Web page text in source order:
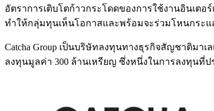
อัตราการเติบโตก้าวกระโดดของการใช้งานอินเต
ทำให้กลุ่มทุนเห็นโอกาสและพร้อมจะร่วมโหนกระแ
Catcha Group เป็นบริษัทลงทุนทางธุรกิจสัญชาติมา
ลงทุนมูลค่า 300 ล้านเหรียญ ซึ่งหนึ่งในการลงทุนที่ป